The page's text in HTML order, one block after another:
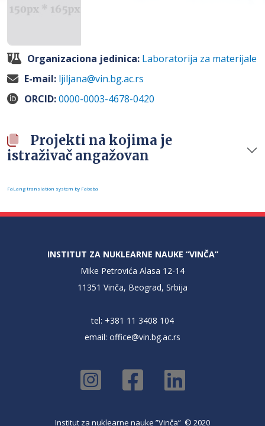
Organizaciona jedinica: Laboratorija za materijale
E-mail: ljiljana@vin.bg.ac.rs
ORCID:0000-0003-4678-0420
Projekti na kojima je
istraživač angažovan
FaLang translation system by Faboba
INSTITUT ZA NUKLEARNE NAUKE “VINČA”
Mike Petrovića Alasa 12-14
11351 Vinča, Beograd, Srbija
tel: +381 11 3408 104
email: office@vin.bg.ac.rs
Institut za nuklearne nauke ”Vinča” © 2020